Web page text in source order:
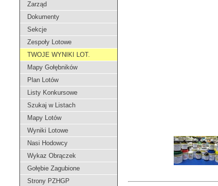
Zarząd
Dokumenty
Sekcje
Zespoły Lotowe
TWOJE WYNIKI LOT.
Mapy Gołębników
Plan Lotów
Listy Konkursowe
Szukaj w Listach
Mapy Lotów
Wyniki Lotowe
Nasi Hodowcy
Wykaz Obrączek
Gołębie Zagubione
Strony PZHGP